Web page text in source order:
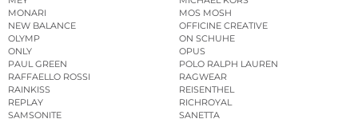
MONARI
MOS MOSH
NEW BALANCE
OFFICINE CREATIVE
OLYMP
ON SCHUHE
ONLY
OPUS
PAUL GREEN
POLO RALPH LAUREN
RAFFAELLO ROSSI
RAGWEAR
RAINKISS
REISENTHEL
REPLAY
RICHROYAL
SAMSONITE
SANETTA